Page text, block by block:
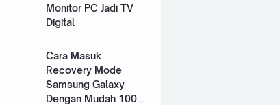
Monitor PC Jadi TV
Digital
Cara Masuk
Recovery Mode
Samsung Galaxy
Dengan Mudah 100%